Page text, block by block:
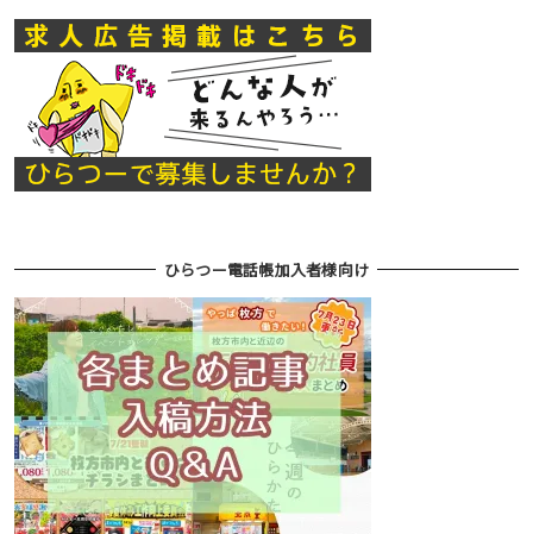
ひらつー電話帳加入者様向け